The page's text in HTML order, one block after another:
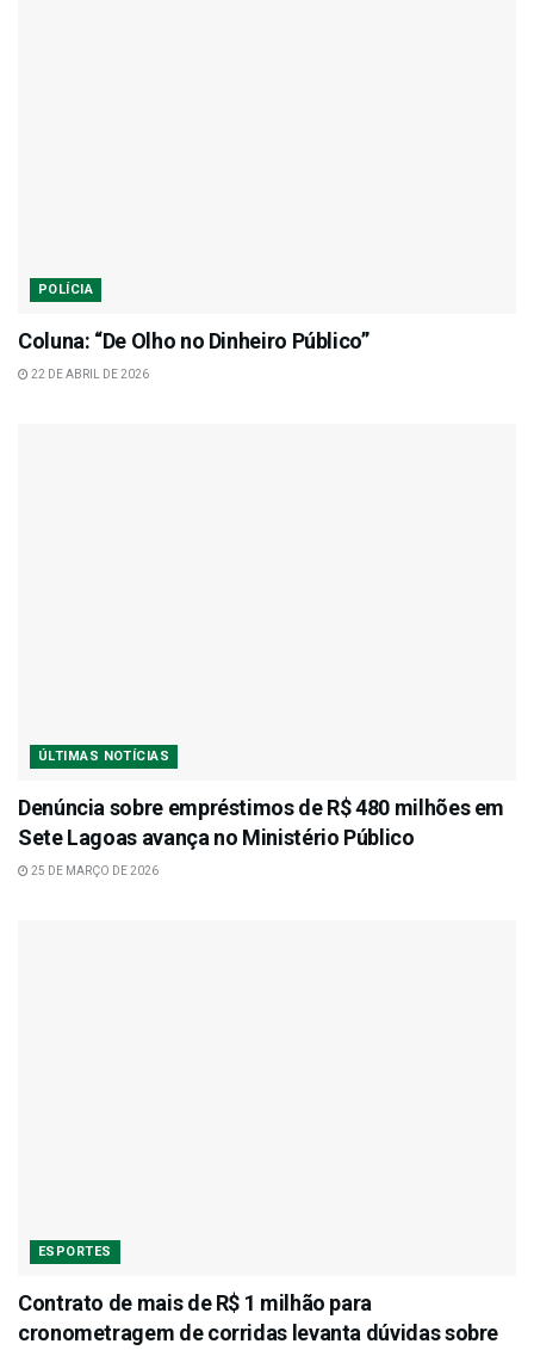
POLÍCIA
Coluna: “De Olho no Dinheiro Público”
22 DE ABRIL DE 2026
ÚLTIMAS NOTÍCIAS
Denúncia sobre empréstimos de R$ 480 milhões em
Sete Lagoas avança no Ministério Público
25 DE MARÇO DE 2026
ESPORTES
Contrato de mais de R$ 1 milhão para
cronometragem de corridas levanta dúvidas sobre